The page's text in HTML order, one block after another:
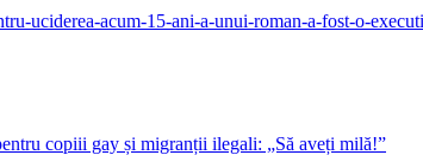
uciderea-acum-15-ani-a-unui-roman-a-fost-o-
copiii gay și migranții ilegali: „Să aveți milă!”